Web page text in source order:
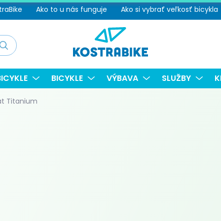
Ako to u nás funguje Ako si vybrať veľkosť bicykla
BICYKLE VÝBAVA SLUŽBY
Titanium